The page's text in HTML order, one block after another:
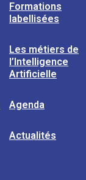
Formations
labellisées
Les métiers de
l’Intelligence
Artificielle
Agenda
Actualités